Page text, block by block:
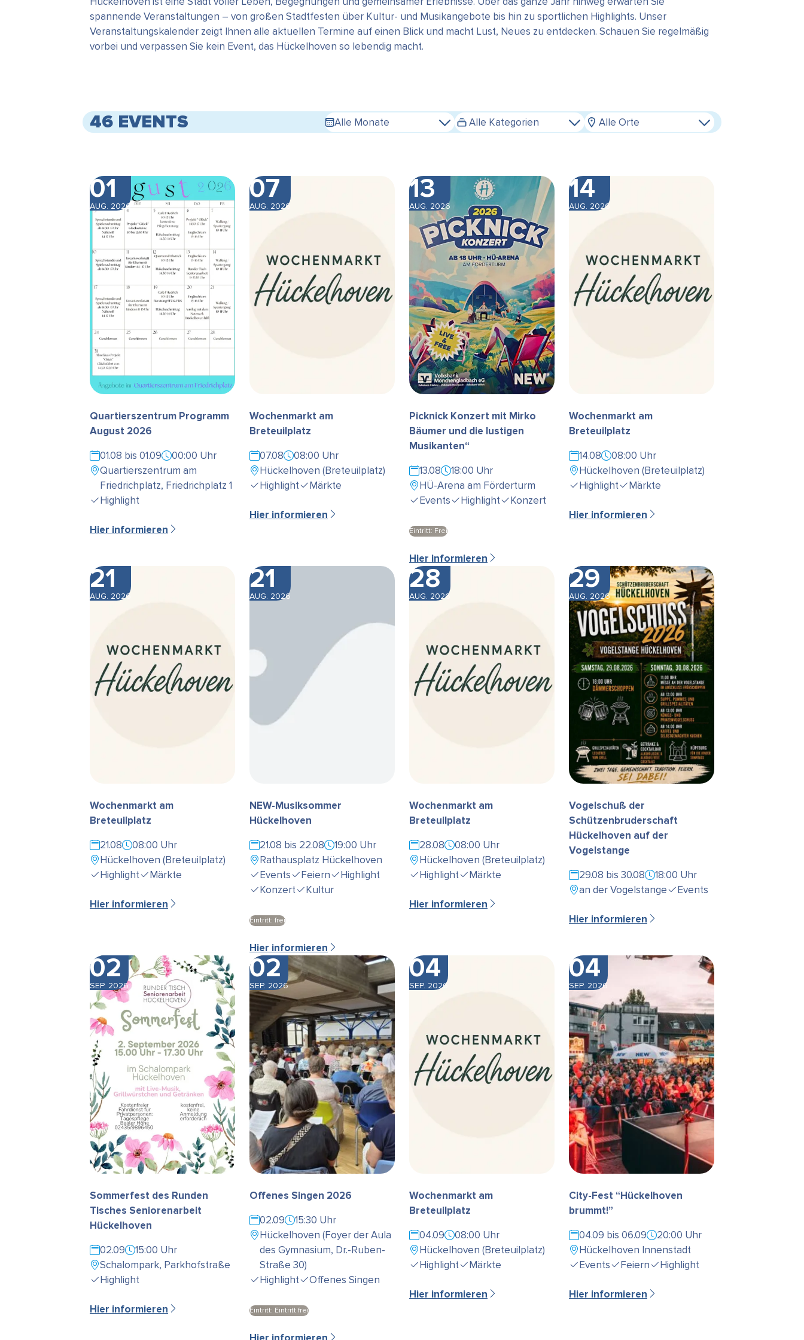
spannende Veranstaltungen – von großen Stadtfesten über Kultur- und Musikangebote bis hin zu sportlichen Highlights. Unser
Veranstaltungskalender zeigt Ihnen alle aktuellen Termine auf einen Blick und macht Lust, Neues zu entdecken. Schauen Sie regelmäßig
vorbei und verpassen Sie kein Event, das Hückelhoven so lebendig macht.
46 EVENTS Alle Monate Alle Kategorien Alle Orte
01
AUG. 2026
Quartierszentrum Programm
August 2026
01.08 bis 01.09
00:00 Uhr
Quartierszentrum am
Friedrichplatz, Friedrichplatz 1
Highlight
Hier informieren
07
AUG. 2026
Wochenmarkt am
Breteuilplatz
07.08
08:00 Uhr
Hückelhoven (Breteuilplatz)
Highlight
Märkte
Hier informieren
13
AUG. 2026
Picknick Konzert mit Mirko
Bäumer und die lustigen
Musikanten“
13.08
18:00 Uhr
HÜ-Arena am Förderturm
Events
Highlight Konzert
Eintritt: Frei
Hier informieren
14
AUG. 2026
Wochenmarkt am
Breteuilplatz
14.08
08:00 Uhr
Hückelhoven (Breteuilplatz)
Highlight
Märkte
Hier informieren
21
AUG. 2026
Wochenmarkt am
Breteuilplatz
21.08
08:00 Uhr
Hückelhoven (Breteuilplatz)
Highlight
Märkte
Hier informieren
21
AUG. 2026
NEW-Musiksommer
Hückelhoven
21.08 bis 22.08
19:00 Uhr
Rathausplatz Hückelhoven
Events
Feiern
Highlight
Konzert
Kultur
Eintritt: frei
Hier informieren
28
AUG. 2026
Wochenmarkt am
Breteuilplatz
28.08
08:00 Uhr
Hückelhoven (Breteuilplatz)
Highlight
Märkte
Hier informieren
29
AUG. 2026
Vogelschuß der
Schützenbruderschaft
Hückelhoven auf der
Vogelstange
29.08 bis 30.08
18:00 Uhr
an der Vogelstange
Events
Hier informieren
02
SEP. 2026
Sommerfest des Runden
Tisches Seniorenarbeit
Hückelhoven
02.09
15:00 Uhr
Schalompark, Parkhofstraße
Highlight
Hier informieren
02
SEP. 2026
Offenes Singen 2026
02.09
15:30 Uhr
Hückelhoven (Foyer der Aula
des Gymnasium, Dr.-Ruben-
Straße 30)
Highlight
Offenes Singen
Eintritt: Eintritt frei
04
SEP. 2026
Wochenmarkt am
Breteuilplatz
04.09
08:00 Uhr
Hückelhoven (Breteuilplatz)
Highlight
Märkte
Hier informieren
04
SEP. 2026
City-Fest “Hückelhoven
brummt!”
04.09 bis 06.09
20:00 Uhr
Hückelhoven Innenstadt
Events
Feiern Highlight
Hier informieren